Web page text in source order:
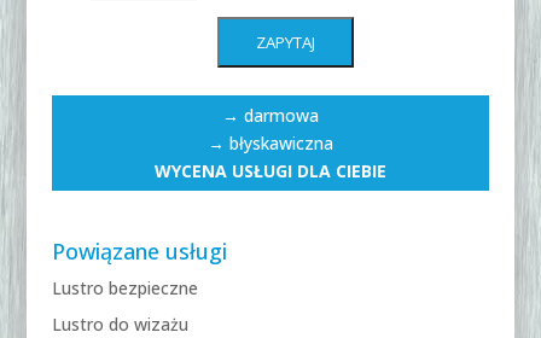
→ darmowa
→ błyskawiczna
WYCENA USŁUGI DLA CIEBIE
Powiązane usługi
Lustro bezpieczne
Lustro do wizażu